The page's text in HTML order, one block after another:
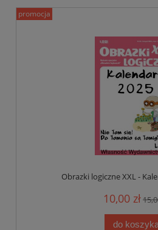
Obrazki logiczne XXL -
10,00 zł
do
promocja